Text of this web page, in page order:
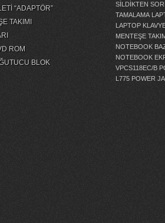
“ADAPTÖR”
TAKIMI
ROM
BLOK
SİLDİKTEN
TAMALAMA
LAPTOP
MENTEŞE
NOTEBOOK
NOTEBOOK
VPCS118EC/B
L775 POWER